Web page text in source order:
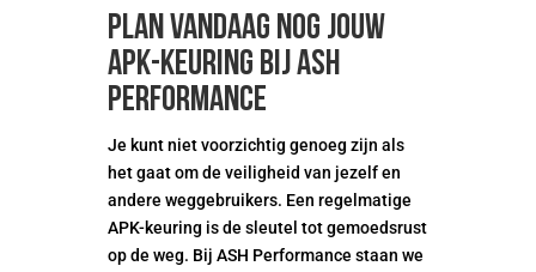
Plan vandaag nog jouw
APK-keuring bij ASH
Performance
Je kunt niet voorzichtig genoeg zijn als
het gaat om de veiligheid van jezelf en
andere weggebruikers. Een regelmatige
APK-keuring is de sleutel tot gemoedsrust
op de weg. Bij ASH Performance staan we